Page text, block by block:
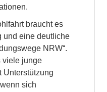
braucht es
und eine deutliche
NRW“.
viele junge
Unterstützung
sich